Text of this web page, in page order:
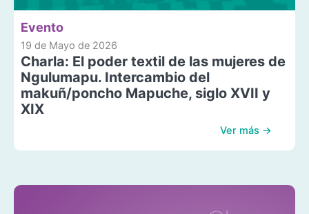
Evento
19 de Mayo de 2026
Charla: El poder textil de las mujeres de
Ngulumapu. Intercambio del
makuñ/poncho Mapuche, siglo XVII y
XIX
Ver más →